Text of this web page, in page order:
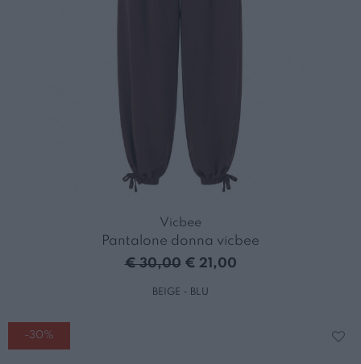
Vicbee
Pantalone donna vicbee
€ 30,00 € 21,00
BEIGE - BLU
-30%